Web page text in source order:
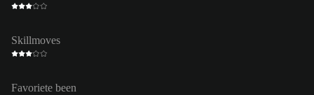
Skillmoves
Favoriete been